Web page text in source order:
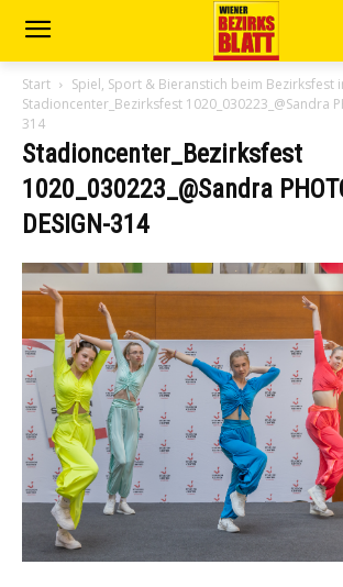
Start
Spiel, Sport & Bieranstich beim Bezirksfest
Stadioncenter_Bezirksfest 1020_030223_@Sandra
314
Stadioncenter_Bezirksfest
1020_030223_@Sandra
DESIGN-314